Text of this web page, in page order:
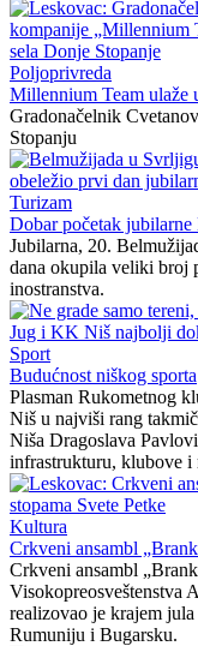
Poljoprivreda
Millennium Team ulaže
Gradonačelnik
Stopanju
Turizam
Dobar početak jubilarne
Jubilarna, 20.
dana okupila veliki broj
inostranstva.
Sport
Budućnost niškog sporta
Plasman Rukometnog
Niš u najviši rang
Niša Dragoslava
infrastrukturu, klubove i
Kultura
Crkveni ansambl
Crkveni ansambl
Visokopreosveštenstva
realizovao je krajem
Rumuniju i Bugarsku.